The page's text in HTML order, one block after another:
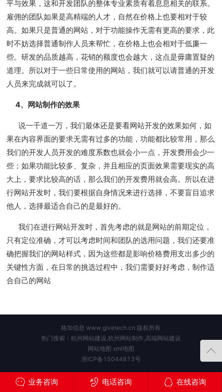
平与效果，这和开发团队的整体专业素质有着息息相关的联系。
雇佣的团队如果是高精端的人才，自然在价格上也要相对于较
高。如果只是普通的网站，对于功能操作无需有更高的要求，此
时不妨选择普通制作人员来帮忙，在价格上也会相对于低廉一
些。研发的品质越高，花销的额度也会越大，这点是毋庸置疑的
道理。所以对于一些日常使用的网站，我们就可以请普通的开发
人员来完成就可以了。
4、网站制作的效果
说一千道一万，我们最体还是要看网站开发的效果如何，如
果在内容界面的要求无需有过多的功能，功能都比较常用，那么
我们的开发人员开发的难度系数也就会小一点，开发费用会少一
些；如果功能比较多、复杂，并且相应的页面效果需要现实的高
大上，要求比较高的话，那么我们的开发费用就会高。所以在进
行网站开发时，我们要根据自身情况来进行选择，不要盲目追求
他人，选择最适合自己的是最好的。
我们在进行网站开发时，首先考虑的就是网站的前期定位，
只有定位准确，才可以考虑时间和团队的选用问题，我们还要准
确把握我们的网站样式，因为这些都是影响价格费用支出多少的
关键性方面，在日常的挑选过程中，我们需要好好考虑，制作适
合自己的网站
格加信息 www.givetech.cn 版权所有
热门搜索：杭州网站建设,杭州网站制作,高端网站建设
网站地图 xml地图
浙ICP备15044813号
业务咨询 电话咨询 在线咨询